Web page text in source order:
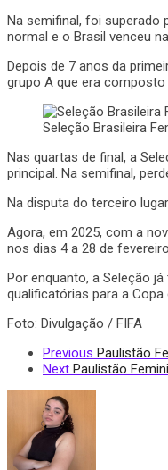
Na semifinal, foi superado
normal e o Brasil venceu
Depois de 7 anos da
grupo A que era composto
Seleção Brasileira
Nas quartas de final, a
principal. Na semifinal,
Na disputa do terceiro
Agora, em 2025, com a
nos dias 4 a 28 de
Por enquanto, a Seleção
qualificatórias para a
Foto: Divulgação / FIFA
Previous Paulistão
Next Paulistão